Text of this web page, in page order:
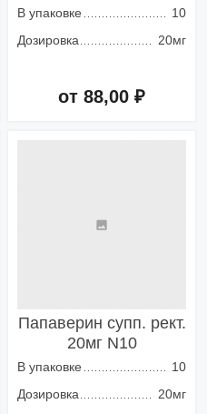
В упаковке
10
Дозировка
20мг
от 88,00 ₽
Папаверин супп. рект.
20мг N10
В упаковке
10
Дозировка
20мг